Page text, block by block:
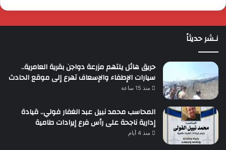
نـشر حديثاً
حريق هائل يلتهم مزرعة دواجن بقرية العامرية..
سيارات الإطفاء والإسعاف تهرع إلى موقع الحادث
منذ 15 ساعة
المحاسب محمد نبيل عبد الغفار فولي.. قيادة
إدارية ناجحة على رأس فرع إيرادات طامية
منذ 4 أيام